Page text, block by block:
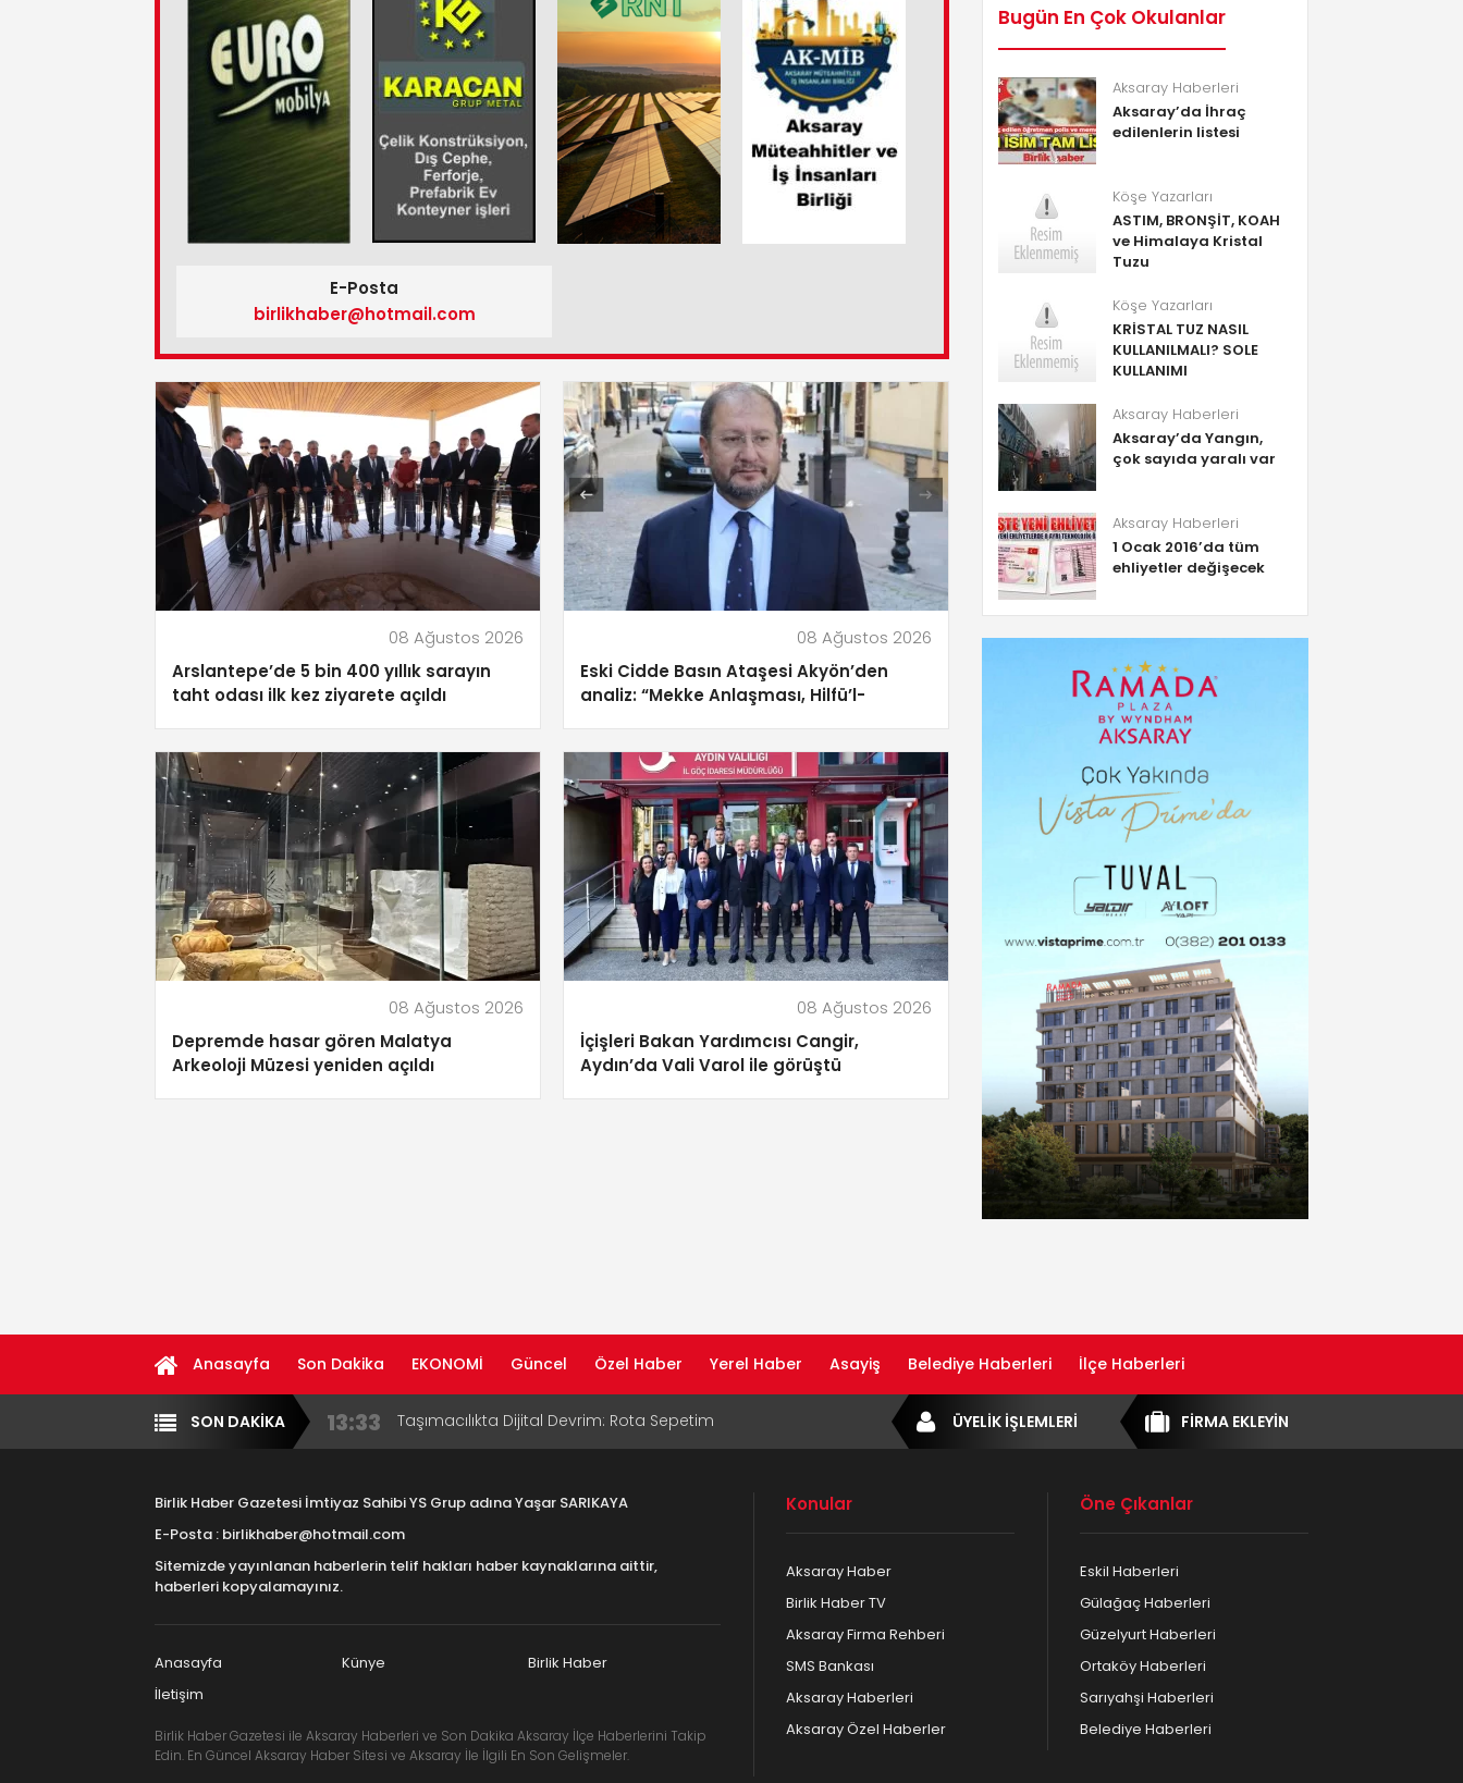
E-Posta
birlikhaber@hotmail.com
08 Ağustos 2026
Arslantepe’de 5 bin 400 yıllık sarayın
taht odası ilk kez ziyarete açıldı
08 Ağustos 2026
Eski Cidde Basın Ataşesi Akyön’den
analiz: “Mekke Anlaşması, Hilfü’l-
08 Ağustos 2026
Depremde hasar gören Malatya
Arkeoloji Müzesi yeniden açıldı
08 Ağustos 2026
İçişleri Bakan Yardımcısı Cangir,
Aydın’da Vali Varol ile görüştü
Bugün En Çok Okulanlar
Aksaray Haberleri
Aksaray’da İhraç
edilenlerin listesi
Köşe Yazarları
ASTIM, BRONŞİT, KOAH
ve Himalaya Kristal
Tuzu
Köşe Yazarları
KRİSTAL TUZ NASIL
KULLANILMALI? SOLE
KULLANIMI
Aksaray Haberleri
Aksaray’da Yangın,
çok sayıda yaralı var
Aksaray Haberleri
1 Ocak 2016’da tüm
ehliyetler değişecek
Anasayfa Son Dakika EKONOMİ Güncel Özel Haber Yerel Haber Asayiş Belediye Haberleri İlçe Haberleri
Yazarlar Diğer
SON DAKİKA 13:33 Taşımacılıkta Dijital Devrim: Rota Sepetim
Çocuklara Bıraktı
16:00 Aksaray Esnaf Rehberi ile Google ve Yapay Zeka
8:23
Birlikhaber.com Yayın Hayatına Başladı | Hızlı ve Akıllı
FİRMA EKLEYİN
ÜYELİK İŞLEMLERİ
Birlik Haber Gazetesi İmtiyaz Sahibi YS Grup adına Yaşar SARIKAYA
E-Posta : birlikhaber@hotmail.com
Sitemizde yayınlanan haberlerin telif hakları haber kaynaklarına aittir,
haberleri kopyalamayınız.
Anasayfa Künye
Birlik Haber
İletişim
Birlik Haber Gazetesi ile Aksaray Haberleri ve Son Dakika Aksaray İlçe Haberlerini Takip
Edin. En Güncel Aksaray Haber Sitesi ve Aksaray İle İlgili En Son Gelişmeler.
Konular
Aksaray Haber
Birlik Haber TV
Aksaray Firma Rehberi
SMS Bankası
Aksaray Haberleri
Aksaray Özel Haberler
Öne Çıkanlar
Eskil Haberleri
Gülağaç Haberleri
Güzelyurt Haberleri
Ortaköy Haberleri
Sarıyahşi Haberleri
Belediye Haberleri